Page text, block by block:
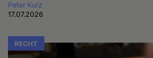
Peter Kurz
17.07.2026
RECHT